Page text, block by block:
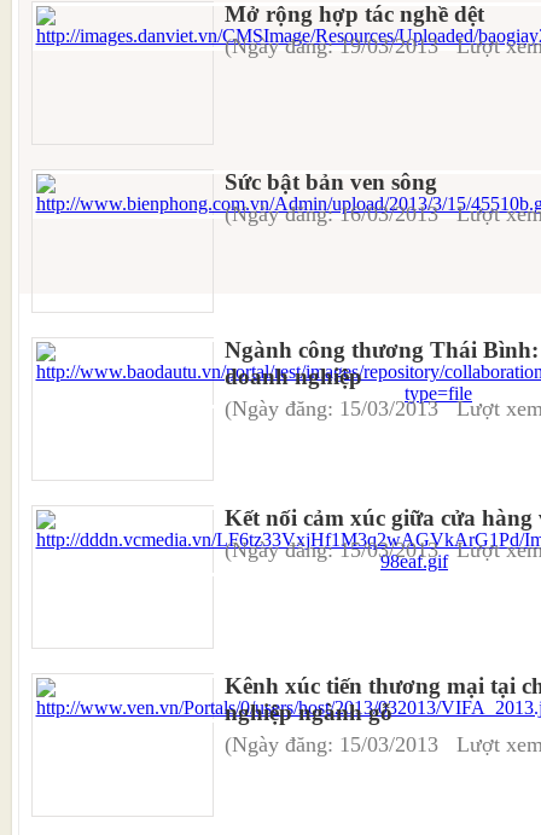
Mở rộng hợp tác nghề dệt
(Ngày đăng: 19/03/2013 Lượt
Sức bật bản ven sông
(Ngày đăng: 16/03/2013 Lượt
Ngành công thương Thái
doanh nghiệp
(Ngày đăng: 15/03/2013 Lượt
Kết nối cảm xúc giữa cửa
(Ngày đăng: 15/03/2013 Lượt
Kênh xúc tiến thương mại tại
nghiệp ngành gỗ
(Ngày đăng: 15/03/2013 Lượt